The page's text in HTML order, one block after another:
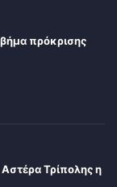
πρόκρισης
Τρίπολης η